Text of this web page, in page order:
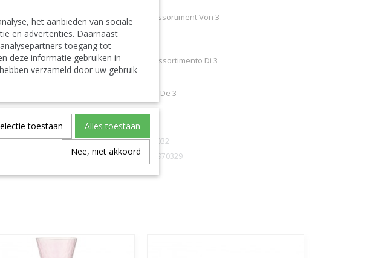
geschirr trinkglas
Rand Glas Transparent/Silber Assortiment Von 3
wasserglaeser
servizi bicchiere
Francese Vetro Trasparente/Argento Assortimento Di 3
servicio vaso
Frances Cristal Transparente/Plata Surtido De 3
J-Line-97032
5415203970329
het aanbieden van sociale
en advertenties. Daarnaast
toegang tot
deze informatie gebruiken in
verzameld door uw gebruik
toestaan Alles toestaan
Nee, niet akkoord